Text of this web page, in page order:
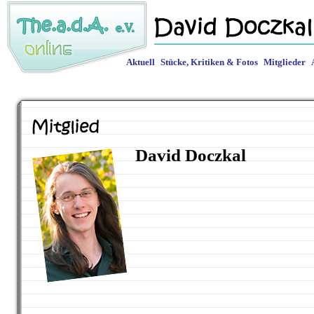
Aktuell Stücke, Kritiken & Fotos Mitglieder
David Doczkal